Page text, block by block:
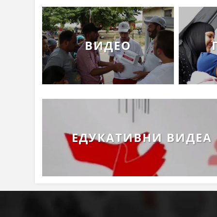
ВИДЕО
ЕДУКАТИВНИ ВИДЕА